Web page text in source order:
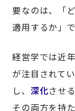
要なのは、「
適用するか」で
経営学では近
が注目されて
し、 深化させ
その両方を持